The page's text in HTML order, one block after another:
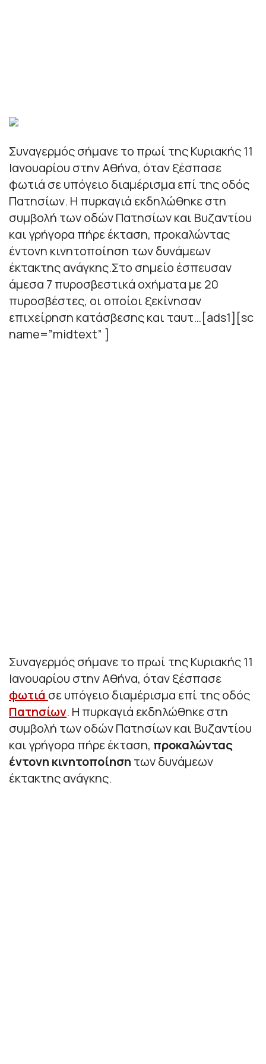
Συναγερμός σήμανε το πρωί της Κυριακής 11
Ιανουαρίου στην Αθήνα, όταν ξέσπασε
φωτιά σε υπόγειο διαμέρισμα επί της οδός
Πατησίων. Η πυρκαγιά εκδηλώθηκε στη
συμβολή των οδών Πατησίων και Βυζαντίου
και γρήγορα πήρε έκταση, προκαλώντας
έντονη κινητοποίηση των δυνάμεων
έκτακτης ανάγκης.Στο σημείο έσπευσαν
άμεσα 7 πυροσβεστικά οχήματα με 20
πυροσβέστες, οι οποίοι ξεκίνησαν
επιχείρηση κατάσβεσης και ταυτ…[ads1][sc
name=”midtext” ]
Συναγερμός σήμανε το πρωί της Κυριακής 11
Ιανουαρίου στην Αθήνα, όταν ξέσπασε
φωτιά σε υπόγειο διαμέρισμα επί της οδός
Πατησίων. Η πυρκαγιά εκδηλώθηκε στη
συμβολή των οδών Πατησίων και Βυζαντίου
και γρήγορα πήρε έκταση, προκαλώντας
έντονη κινητοποίηση των δυνάμεων
έκτακτης ανάγκης.